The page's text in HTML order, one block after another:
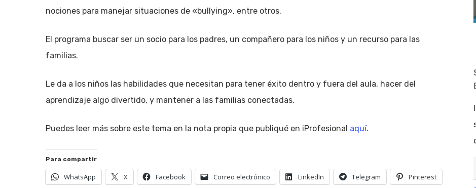
nociones para manejar situaciones de «bullying», entre otros.
El programa buscar ser un socio para los padres, un compañero para los niños y un recurso para las
familias.
Le da a los niños las habilidades que necesitan para tener éxito dentro y fuera del aula, hacer del
aprendizaje algo divertido, y mantener a las familias conectadas.
Puedes leer más sobre este tema en la nota propia que publiqué en iProfesional aquí.
Para compartir
WhatsApp X Facebook Correo electrónico LinkedIn Telegram Pinterest